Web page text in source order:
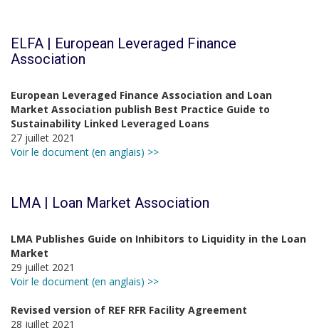
ELFA | European Leveraged Finance
Association
European Leveraged Finance Association and Loan
Market Association publish Best Practice Guide to
Sustainability Linked Leveraged Loans
27 juillet 2021
Voir le document (en anglais) >>
LMA | Loan Market Association
LMA Publishes Guide on Inhibitors to Liquidity in the Loan
Market
29 juillet 2021
Voir le document (en anglais) >>
Revised version of REF RFR Facility Agreement
28 juillet 2021